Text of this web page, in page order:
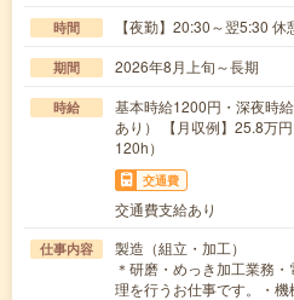
時間 【夜勤】20:30～翌5:30
期間 2026年8月上旬～長期
時給
基本時給1200円・深夜時
あり） 【月収例】25.8万
120h）
交通費
交通費支給あり
仕事内容
製造（組立・加工）
＊研磨・めっき加工業務
理を行うお仕事です。・